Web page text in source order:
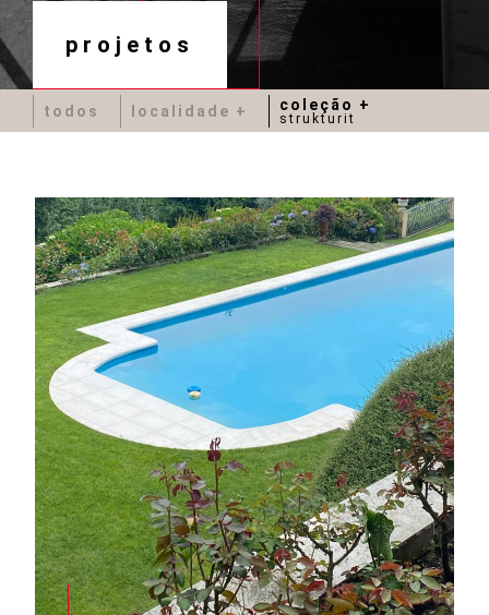
projetos
todos localidade coleção
strukturit